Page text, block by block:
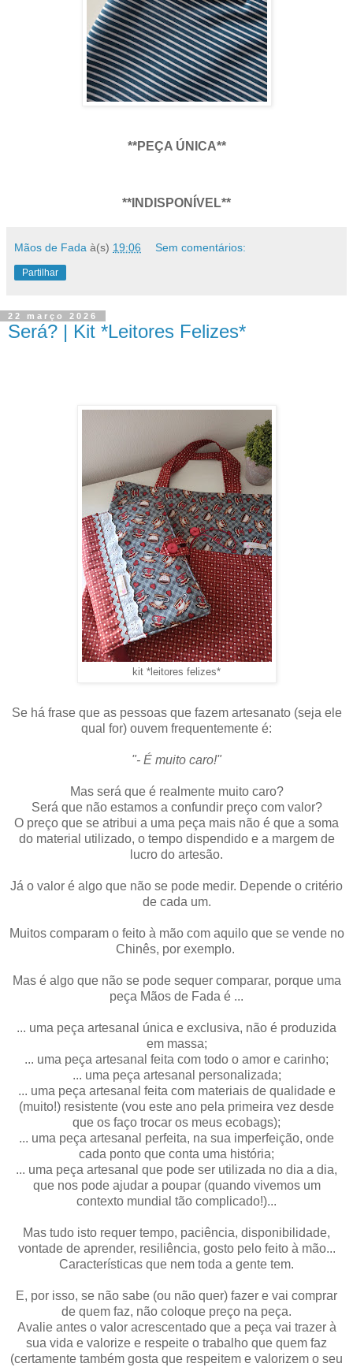
**PEÇA ÚNICA**
**INDISPONÍVEL**
Mãos de Fada à(s) 19:06 Sem comentários:
Partilhar
22 março 2026
Será? | Kit *Leitores Felizes*
kit *leitores felizes*
Se há frase que as pessoas que fazem artesanato (seja ele
qual for) ouvem frequentemente é:
"- É muito caro!"
Mas será que é realmente muito caro?
Será que não estamos a confundir preço com valor?
O preço que se atribui a uma peça mais não é que a soma
do material utilizado, o tempo dispendido e a margem de
lucro do artesão.
Já o valor é algo que não se pode medir. Depende o critério
de cada um.
Muitos comparam o feito à mão com aquilo que se vende no
Chinês, por exemplo.
Mas é algo que não se pode sequer comparar, porque uma
peça Mãos de Fada é ...
... uma peça artesanal única e exclusiva, não é produzida
em massa;
... uma peça artesanal feita com todo o amor e carinho;
... uma peça artesanal personalizada;
... uma peça artesanal feita com materiais de qualidade e
(muito!) resistente (vou este ano pela primeira vez desde
que os faço trocar os meus ecobags);
... uma peça artesanal perfeita, na sua imperfeição, onde
cada ponto que conta uma história;
... uma peça artesanal que pode ser utilizada no dia a dia,
que nos pode ajudar a poupar (quando vivemos um
contexto mundial tão complicado!)...
Mas tudo isto requer tempo, paciência, disponibilidade,
vontade de aprender, resiliência, gosto pelo feito à mão...
Características que nem toda a gente tem.
E, por isso, se não sabe (ou não quer) fazer e vai comprar
de quem faz, não coloque preço na peça.
Avalie antes o valor acrescentado que a peça vai trazer à
sua vida e valorize e respeite o trabalho que quem faz
(certamente também gosta que respeitem e valorizem o seu